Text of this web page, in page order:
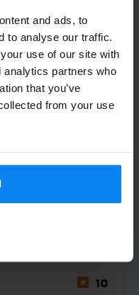
and ads, to
to analyse our traffic.
use of our site with
analytics partners who
that you’ve
from your use
prüfen und
Auch Ihre
Rezeption
Service vor
Katrin von
Dank für Ihr
10